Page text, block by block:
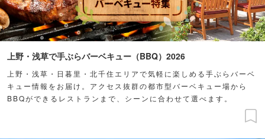
上野・浅草で手ぶらバーベキュー（BBQ）2026
上野・浅草・日暮里・北千住エリアで気軽に楽しめる手ぶらバーベ
キュー情報をお届け。アクセス抜群の都市型バーベキュー場から
BBQができるレストランまで、シーンに合わせて選べます。